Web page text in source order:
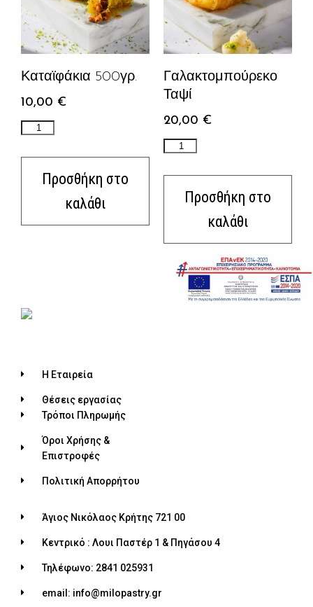
Καταϊφάκια 500γρ.
10,00 €
Προσθήκη στο
καλάθι
Γαλακτομπούρεκο
Ταψί
20,00 €
Προσθήκη στο
καλάθι
Η Εταιρεία
Θέσεις εργασίας
Τρόποι Πληρωμής
Όροι Χρήσης &
Επιστροφές
Πολιτική Απορρήτου
Άγιος Νικόλαος Κρήτης 721 00
Κεντρικό : Λουι Παστέρ 1 & Πηγάσου 4
Τηλέφωνο: 2841 025931
email: info@milopastry.gr